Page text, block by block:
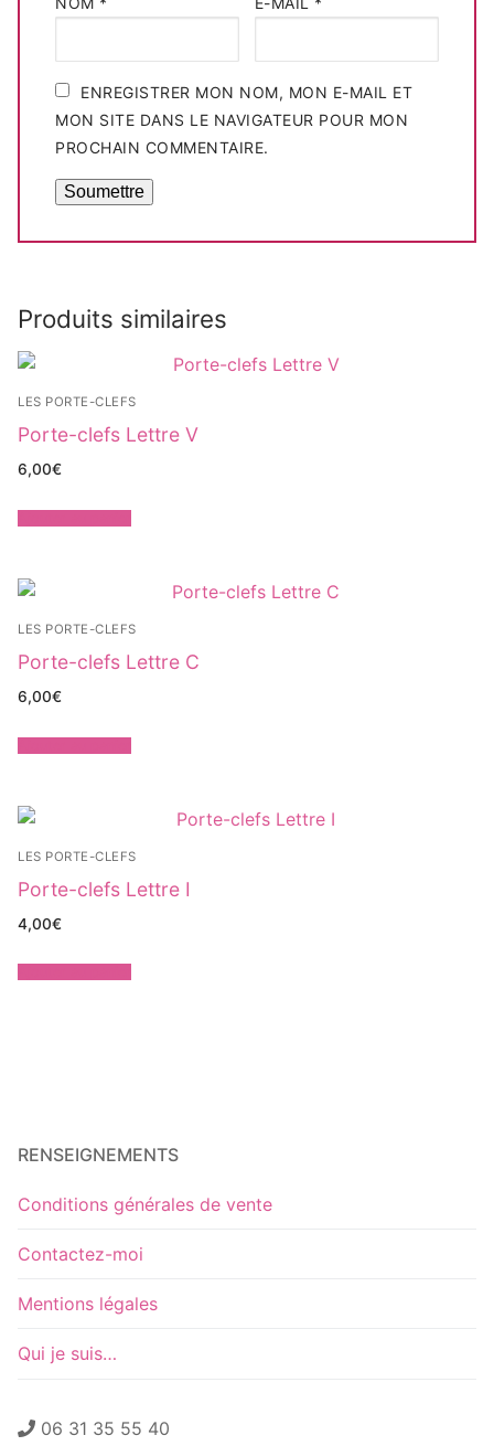
ENREGISTRER MON NOM, MON E-MAIL ET
MON SITE DANS LE NAVIGATEUR POUR MON
PROCHAIN COMMENTAIRE.
Produits similaires
LES PORTE-CLEFS
Porte-clefs Lettre V
6,00€
LES PORTE-CLEFS
Porte-clefs Lettre C
6,00€
LES PORTE-CLEFS
Porte-clefs Lettre I
4,00€
RENSEIGNEMENTS
Conditions générales de vente
Contactez-moi
Mentions légales
Qui je suis…
06 31 35 55 40